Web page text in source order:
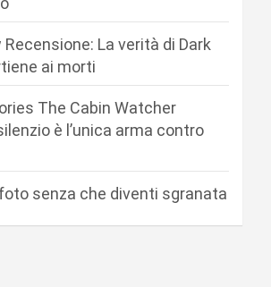
La verità di Dark
ai morti
The Cabin Watcher
è l’unica arma contro
senza che diventi sgranata